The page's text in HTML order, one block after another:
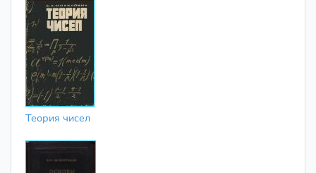
Теория чисел